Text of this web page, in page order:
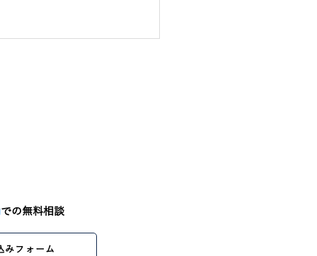
での無料相談
みフォーム